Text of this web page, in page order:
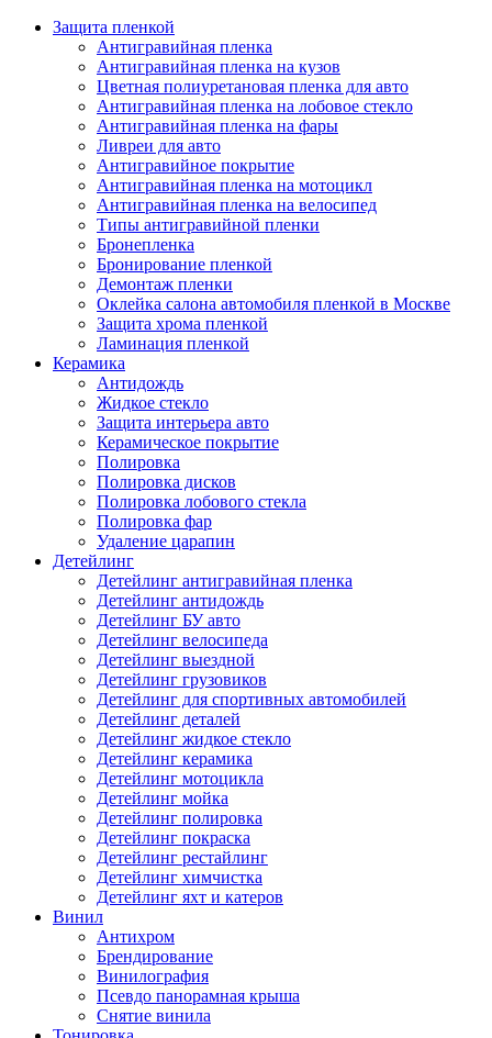
Защита пленкой
Антигравийная пленка
Антигравийная пленка на кузов
Цветная полиуретановая пленка для авто
Антигравийная пленка на лобовое стекло
Антигравийная пленка на фары
Ливреи для авто
Антигравийное покрытие
Антигравийная пленка на мотоцикл
Антигравийная пленка на велосипед
Типы антигравийной пленки
Бронепленка
Бронирование пленкой
Демонтаж пленки
Оклейка салона автомобиля пленкой в Москве
Защита хрома пленкой
Ламинация пленкой
Керамика
Антидождь
Жидкое стекло
Защита интерьера авто
Керамическое покрытие
Полировка
Полировка дисков
Полировка лобового стекла
Полировка фар
Удаление царапин
Детейлинг
Детейлинг антигравийная пленка
Детейлинг антидождь
Детейлинг БУ авто
Детейлинг велосипеда
Детейлинг выездной
Детейлинг грузовиков
Детейлинг для спортивных автомобилей
Детейлинг деталей
Детейлинг жидкое стекло
Детейлинг керамика
Детейлинг мотоцикла
Детейлинг мойка
Детейлинг полировка
Детейлинг покраска
Детейлинг рестайлинг
Детейлинг химчистка
Детейлинг яхт и катеров
Винил
Антихром
Брендирование
Винилография
Псевдо панорамная крыша
Снятие винила